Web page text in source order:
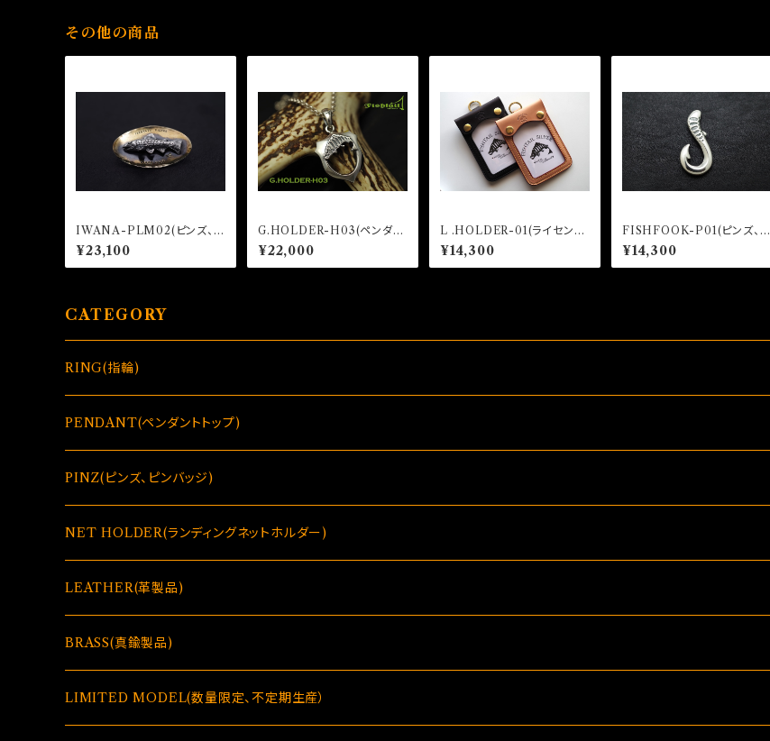
その他の商品
IWANA-PLM02(ピンズ、ピ
ンバッジ)
¥23,100
G.HOLDER-H03(ペンダン
トトップ型グラスホルダー)
¥22,000
L .HOLDER-01(ライセンス
ホルダー)
¥14,300
FISHFOOK-P01(ピンズ、ピ
ンバッジ)
¥14,300
CATEGORY
RING(指輪)
PENDANT(ペンダントトップ)
GLASSES HOLDER(偏光グラス＆メガネホルダー)
PINZ(ピンズ、ピンバッジ)
GLASSES HOLDER(偏光グラス＆メガネホルダー)
NET HOLDER(ランディングネットホルダー)
LEATHER(革製品)
BRASS(真鍮製品)
LIMITED MODEL(数量限定、不定期生産）